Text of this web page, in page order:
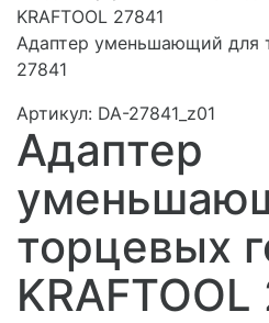
Адаптер уменьшающий для
27841
Артикул: DA-27841_z01
Адаптер
торцевых
KRAFTOOL